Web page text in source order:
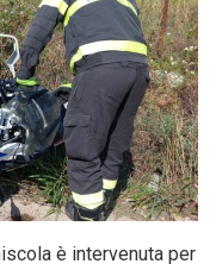
è intervenuta per